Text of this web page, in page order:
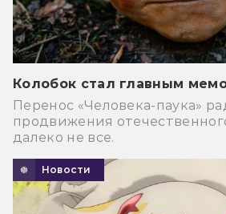
Колобок стал главным
Перенос «Человека-паука»
продвижения
далеко не все.
Новости